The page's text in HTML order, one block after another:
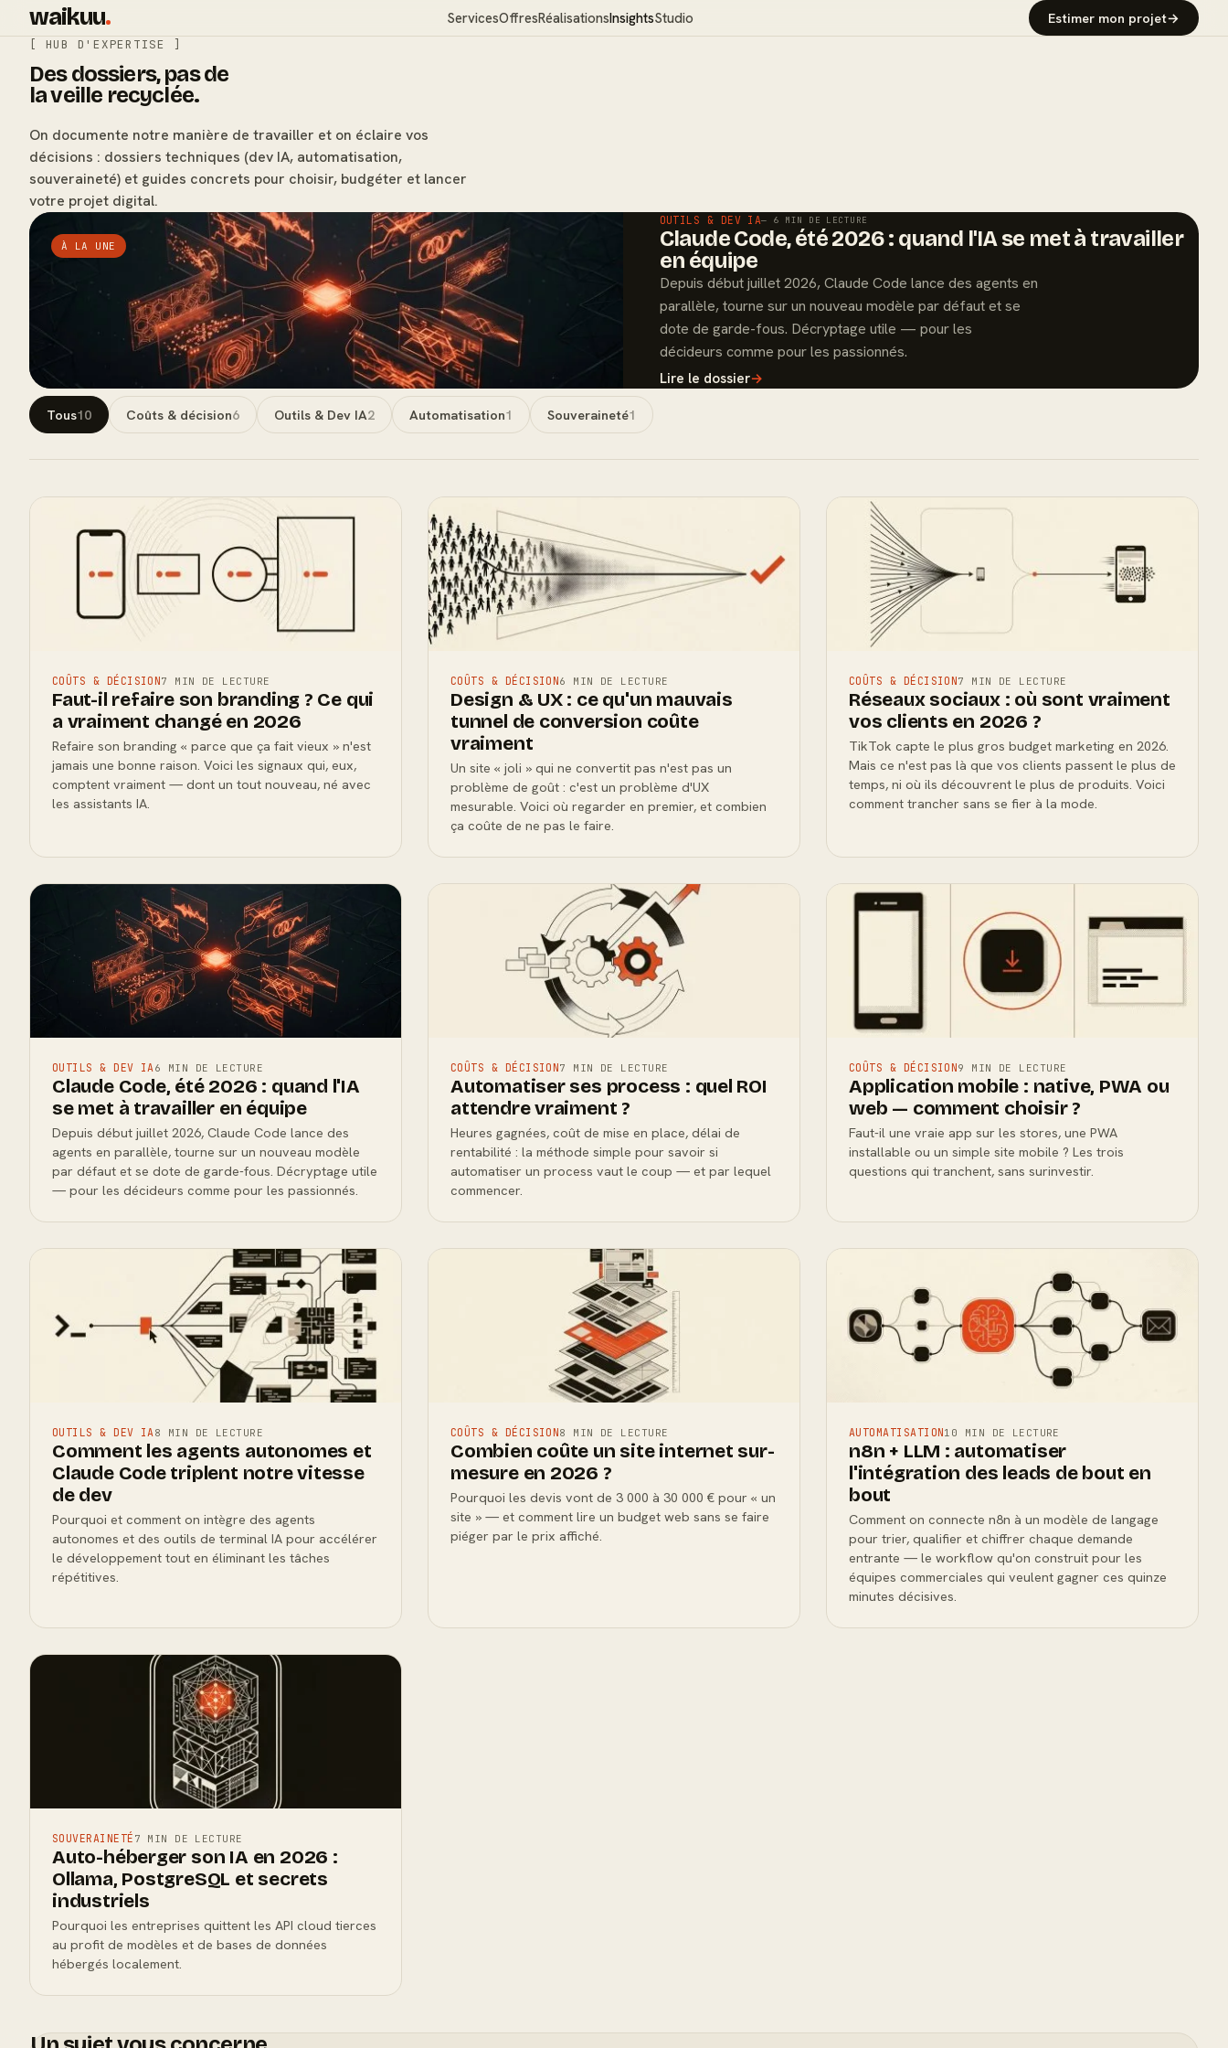
waikuu. ServicesOffresRéalisationsInsightsStudio Estimer mon projet→
[ HUB D'EXPERTISE ]
Des dossiers, pas de
la veille recyclée.
On documente notre manière de travailler et on éclaire vos
décisions : dossiers techniques (dev IA, automatisation,
souveraineté) et guides concrets pour choisir, budgéter et lancer
votre projet digital.
À LA UNE
OUTILS & DEV IA— 6 MIN DE LECTURE
Claude Code, été 2026 : quand l'IA se met à travailler
en équipe
Depuis début juillet 2026, Claude Code lance des agents en
parallèle, tourne sur un nouveau modèle par défaut et se
dote de garde-fous. Décryptage utile — pour les
décideurs comme pour les passionnés.
Lire le dossier→
Tous10 Coûts & décision6 Outils & Dev IA2 Automatisation1 Souveraineté1
COÛTS & DÉCISION7 MIN DE LECTURE
Faut-il refaire son branding ? Ce qui
a vraiment changé en 2026
Refaire son branding « parce que ça fait vieux » n'est
jamais une bonne raison. Voici les signaux qui, eux,
comptent vraiment — dont un tout nouveau, né avec
les assistants IA.
COÛTS & DÉCISION6 MIN DE LECTURE
Design & UX : ce qu'un mauvais
tunnel de conversion coûte
vraiment
Un site « joli » qui ne convertit pas n'est pas un
problème de goût : c'est un problème d'UX
mesurable. Voici où regarder en premier, et combien
ça coûte de ne pas le faire.
COÛTS & DÉCISION7 MIN DE LECTURE
Réseaux sociaux : où sont vraiment
vos clients en 2026 ?
TikTok capte le plus gros budget marketing en 2026.
Mais ce n'est pas là que vos clients passent le plus de
temps, ni où ils découvrent le plus de produits. Voici
comment trancher sans se fier à la mode.
OUTILS & DEV IA6 MIN DE LECTURE
Claude Code, été 2026 : quand l'IA
se met à travailler en équipe
Depuis début juillet 2026, Claude Code lance des
agents en parallèle, tourne sur un nouveau modèle
par défaut et se dote de garde-fous. Décryptage utile
— pour les décideurs comme pour les passionnés.
COÛTS & DÉCISION7 MIN DE LECTURE
Automatiser ses process : quel ROI
attendre vraiment ?
Heures gagnées, coût de mise en place, délai de
rentabilité : la méthode simple pour savoir si
automatiser un process vaut le coup — et par lequel
commencer.
COÛTS & DÉCISION9 MIN DE LECTURE
Application mobile : native, PWA ou
web — comment choisir ?
Faut-il une vraie app sur les stores, une PWA
installable ou un simple site mobile ? Les trois
questions qui tranchent, sans surinvestir.
OUTILS & DEV IA8 MIN DE LECTURE
Comment les agents autonomes et
Claude Code triplent notre vitesse
de dev
Pourquoi et comment on intègre des agents
autonomes et des outils de terminal IA pour accélérer
le développement tout en éliminant les tâches
répétitives.
COÛTS & DÉCISION8 MIN DE LECTURE
Combien coûte un site internet sur-
mesure en 2026 ?
Pourquoi les devis vont de 3 000 à 30 000 € pour « un
site » — et comment lire un budget web sans se faire
piéger par le prix affiché.
AUTOMATISATION10 MIN DE LECTURE
n8n + LLM : automatiser
l'intégration des leads de bout en
bout
Comment on connecte n8n à un modèle de langage
pour trier, qualifier et chiffrer chaque demande
entrante — le workflow qu'on construit pour les
équipes commerciales qui veulent gagner ces quinze
minutes décisives.
SOUVERAINETÉ 7 MIN DE LECTURE
Auto-héberger son IA en 2026 :
Ollama, PostgreSQL et secrets
industriels
Pourquoi les entreprises quittent les API cloud tierces
au profit de modèles et de bases de données
hébergés localement.